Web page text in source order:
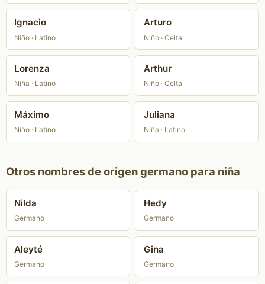
Ignacio
Niño · Latino
Arturo
Niño · Celta
Lorenza
Niña · Latino
Arthur
Niño · Celta
Máximo
Niño · Latino
Juliana
Niña · Latino
Otros nombres de origen germano para niña
Nilda
Germano
Hedy
Germano
Aleyté
Germano
Gina
Germano